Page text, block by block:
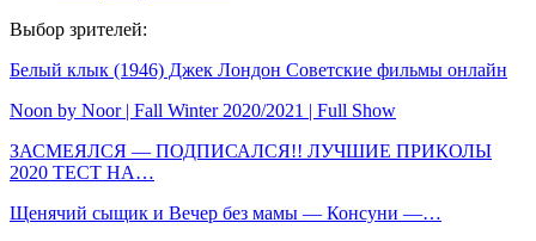
Выбор зрителей:
Белый клык (1946) Джек Лондон Советские фильмы онлайн
Noon by Noor | Fall Winter 2020/2021 | Full Show
ЗАСМЕЯЛСЯ — ПОДПИСАЛСЯ!! ЛУЧШИЕ ПРИКОЛЫ
2020 ТЕСТ НА…
Щенячий сыщик и Вечер без мамы — Консуни —…